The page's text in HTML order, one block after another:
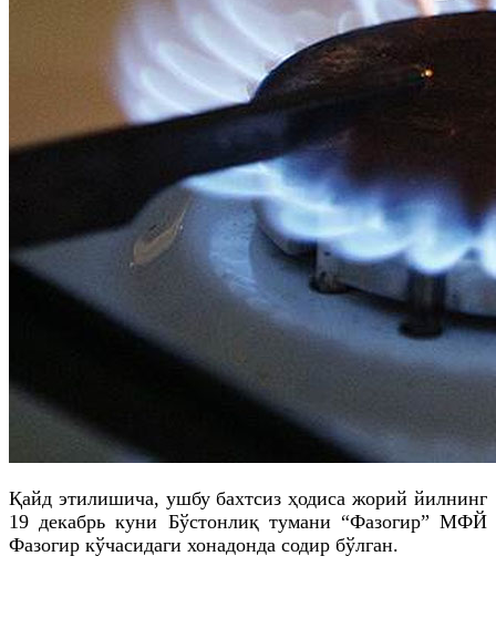
Қайд этилишича, ушбу бахтсиз ҳодиса жорий йилнинг
19 декабрь куни Бўстонлиқ тумани “Фазогир” МФЙ
Фазогир кўчасидаги хонадонда содир бўлган.